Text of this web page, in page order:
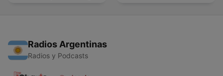
Radios Argentinas
Radios y Podcasts